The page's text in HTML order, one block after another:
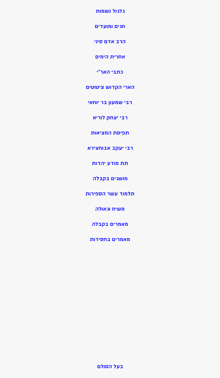
גלגול נשמות
חגים ומועדים
הרב אדם סיני
אחרית הימים
כתבי האר”י
הארי הקדוש ציטוטים
רבי שמעון בר יוחאי
רבי יצחק לוריא
תפיסת המציאות
רבי יעקב אבוחצירא
תת מודע יהדות
מושגים בקבלה
תלמוד עשר הספירות
משיח וגאולה
מאמרים בקבלה
מאמרים בחסידות
בעל הסולם